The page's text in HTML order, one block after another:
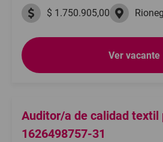
$ 1.750.905,00
Ver vacante
Auditor/a de calidad textil
1626498757-31